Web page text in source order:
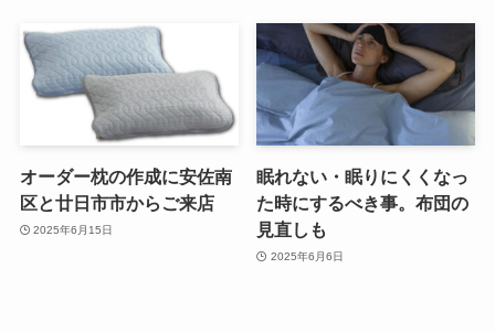
オーダー枕の作成に安佐南
区と廿日市市からご来店
2025年6月15日
眠れない・眠りにくくなっ
た時にするべき事。布団の
見直しも
2025年6月6日